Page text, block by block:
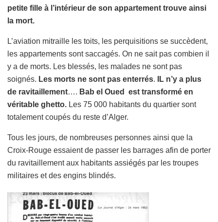
petite fille à l’intérieur de son appartement trouve ainsi
la mort.
L’aviation mitraille les toits, les perquisitions se succèdent,
les appartements sont saccagés. On ne sait pas combien il
y a de morts. Les blessés, les malades ne sont pas
soignés. Les morts ne sont pas enterrés.
IL n’y a plus
de ravitaillement…. Bab el Oued est transformé en
véritable ghetto. Les 75 000 habitants du quartier sont
totalement coupés du reste d’Alger.
Tous les jours, de nombreuses personnes ainsi que la
Croix-Rouge essaient de passer les barrages afin de porter
du ravitaillement aux habitants assiégés par les troupes
militaires et des engins blindés.